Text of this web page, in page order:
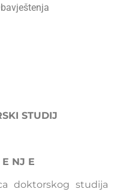
STUDIJ
NJ E
doktorskog studija